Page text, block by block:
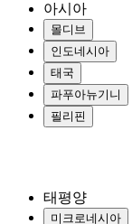
아시아
몰디브
인도네시아
태국
파푸아뉴기니
필리핀
태평양
미크로네시아